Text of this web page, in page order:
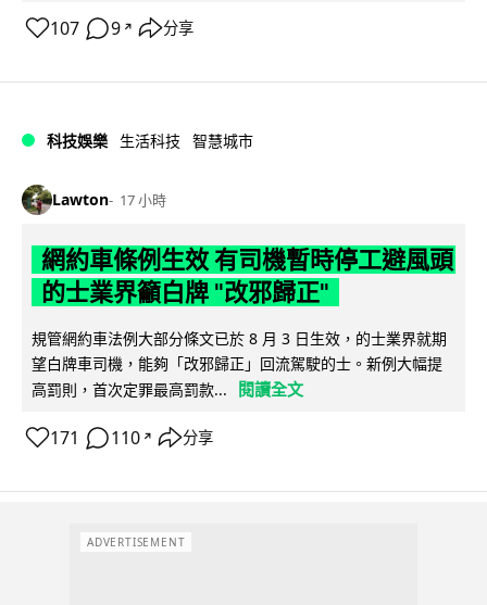
107 9 ↗ 分享
科技娛樂 生活科技 智慧城市
Lawton 17 小時
網約車條例生效 有司機暫時停工避風頭
的士業界籲白牌 "改邪歸正"
規管網約車法例大部分條文已於 8 月 3 日生效，的士業界就期
望白牌車司機，能夠「改邪歸正」回流駕駛的士。新例大幅提
高罰則，首次定罪最高罰款...
閱讀全文
171 110 ↗ 分享
ADVERTISEMENT